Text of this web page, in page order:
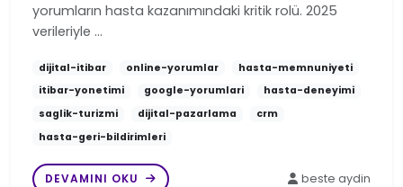
yorumların hasta kazanımındaki kritik rolü. 2025
verileriyle …
dijital-itibar online-yorumlar
hasta-memnuniyeti
itibar-yonetimi
google-yorumlari
hasta-deneyimi
saglik-turizmi
dijital-pazarlama
crm
hasta-geri-bildirimleri
DEVAMINI OKU beste aydin